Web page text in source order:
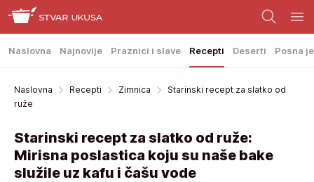
Naslovna Najnovije Praznici i slave Recepti Deserti Posna
Naslovna Recepti Zimnica
Starinski recept za slatko od
ruže
Starinski recept za slatko od ruže:
Mirisna poslastica koju su naše bake
služile uz kafu i čašu vode